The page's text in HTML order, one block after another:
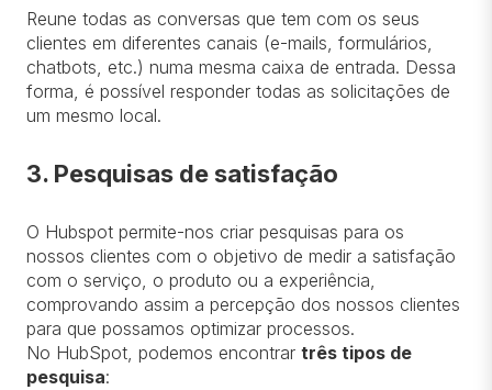
Reune todas as conversas que tem com os seus
clientes em diferentes canais (e-mails, formulários,
chatbots, etc.) numa mesma caixa de entrada. Dessa
forma, é possível responder todas as solicitações de
um mesmo local.
3. Pesquisas de satisfação
O Hubspot permite-nos criar pesquisas para os
nossos clientes com o objetivo de medir a satisfação
com o serviço, o produto ou a experiência,
comprovando assim a percepção dos nossos clientes
para que possamos optimizar processos.
No HubSpot, podemos encontrar três tipos de
pesquisa: